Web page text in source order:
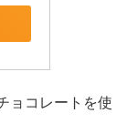
ョコレートを使